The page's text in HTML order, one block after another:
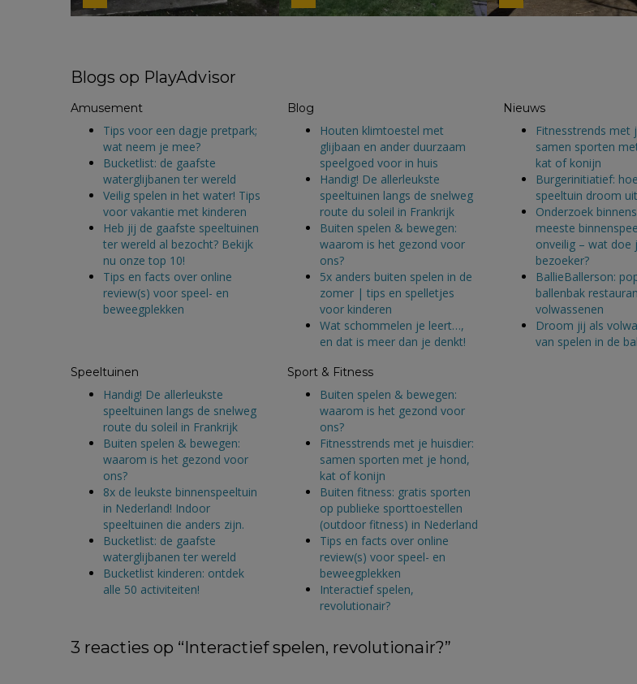
Blogs op PlayAdvisor
Amusement
Tips voor een dagje pretpark;
wat neem je mee?
Bucketlist: de gaafste
waterglijbanen ter wereld
Veilig spelen in het water! Tips
voor vakantie met kinderen
Heb jij de gaafste speeltuinen
ter wereld al bezocht? Bekijk
nu onze top 10!
Tips en facts over online
review(s) voor speel- en
beweegplekken
Blog
Houten klimtoestel met
glijbaan en ander duurzaam
speelgoed voor in huis
Handig! De allerleukste
speeltuinen langs de snelweg
route du soleil in Frankrijk
Buiten spelen & bewegen:
waarom is het gezond voor
ons?
5x anders buiten spelen in de
zomer | tips en spelletjes
voor kinderen
Wat schommelen je leert…,
en dat is meer dan je denkt!
Nieuws
Fitnesstrends met
samen sporten
kat of konijn
Burgerinitiatief:
speeltuin droom
Onderzoek
meeste
onveilig – wat doe
bezoeker?
BallieBallerson:
ballenbak
volwassenen
Droom jij als
van spelen in de
Speeltuinen
Handig! De allerleukste
speeltuinen langs de snelweg
route du soleil in Frankrijk
Buiten spelen & bewegen:
waarom is het gezond voor
ons?
8x de leukste binnenspeeltuin
in Nederland! Indoor
speeltuinen die anders zijn.
Bucketlist: de gaafste
waterglijbanen ter wereld
Bucketlist kinderen: ontdek
alle 50 activiteiten!
Sport & Fitness
Buiten spelen & bewegen:
waarom is het gezond voor
ons?
Fitnesstrends met je huisdier:
samen sporten met je hond,
kat of konijn
Buiten fitness: gratis sporten
op publieke sporttoestellen
(outdoor fitness) in Nederland
Tips en facts over online
review(s) voor speel- en
beweegplekken
Interactief spelen,
revolutionair?
3 reacties op “Interactief spelen, revolutionair?”